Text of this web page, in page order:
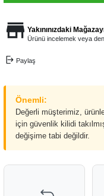
Yakınınızdaki
Ürünü incelemek veya
Paylaş
Önemli:
Değerli müşterimiz,
için güvenlik kilidi
değişime tabi değildir.